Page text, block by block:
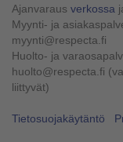
Ajanvaraus verkossa
Myynti- ja
myynti@respecta.fi
Huolto- ja
huolto@respecta.fi
liittyvät)
Tietosuojakäytäntö